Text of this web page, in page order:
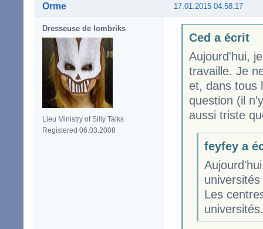
17.01.2015 04:58:17
Orme
Dresseuse de lombriks
Lieu Ministry of Silly Talks
Registered 06.03.2008
Ced a écrit
Aujourd'hui,
travaille. Je
et, dans tous
question (il
aussi triste
feyfey a
Les